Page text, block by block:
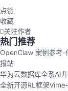
点赞
收藏
关注作者
热门推荐
OpenClaw 案例参考-
报站
华为云数据库全系AI
全新开源RL框架